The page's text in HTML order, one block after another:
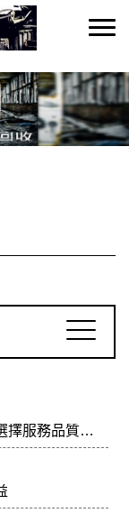
擇服務品質有